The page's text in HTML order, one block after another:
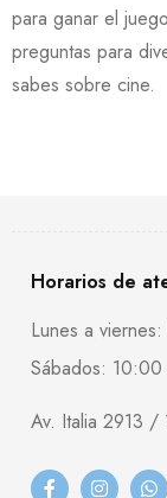
para ganar el
preguntas para
sabes sobre cine.
Horarios de
Lunes a
Sábados:
Av. Italia 2913 /